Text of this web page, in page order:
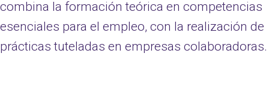
combina la formación teórica en competencias
esenciales para el empleo, con la realización de
prácticas tuteladas en empresas colaboradoras.